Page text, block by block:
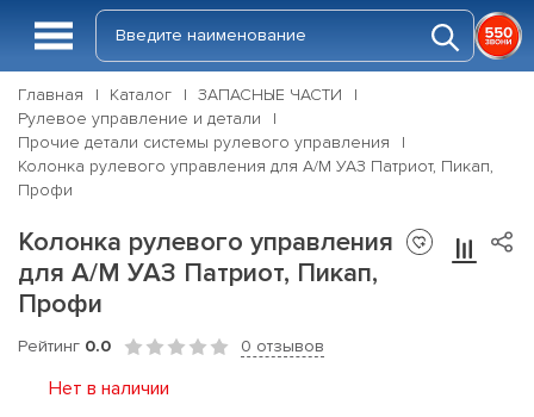
Главная Каталог
ЗАПАСНЫЕ ЧАСТИ
Рулевое управление и детали
Прочие детали системы рулевого управления
Колонка рулевого управления для А/М УАЗ Патриот, Пикап,
Профи
Колонка рулевого управления
для А/М УАЗ Патриот, Пикап,
Профи
Рейтинг 0.0 0 отзывов
Нет в наличии